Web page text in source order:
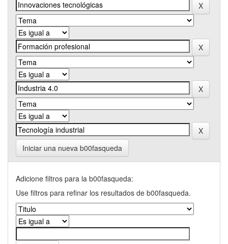
Iniciar una nueva b00fasqueda
Adicione filtros para la b00fasqueda:
Use filtros para refinar los resultados de b00fasqueda.